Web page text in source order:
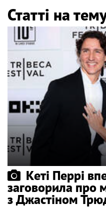
Статті на
Кеті Перрі
заговорила про
з Джастіном